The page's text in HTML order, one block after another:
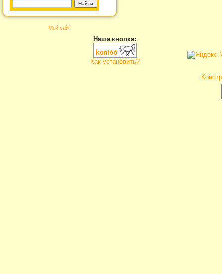
Мой сайт
Наша кнопка:
Как установить?